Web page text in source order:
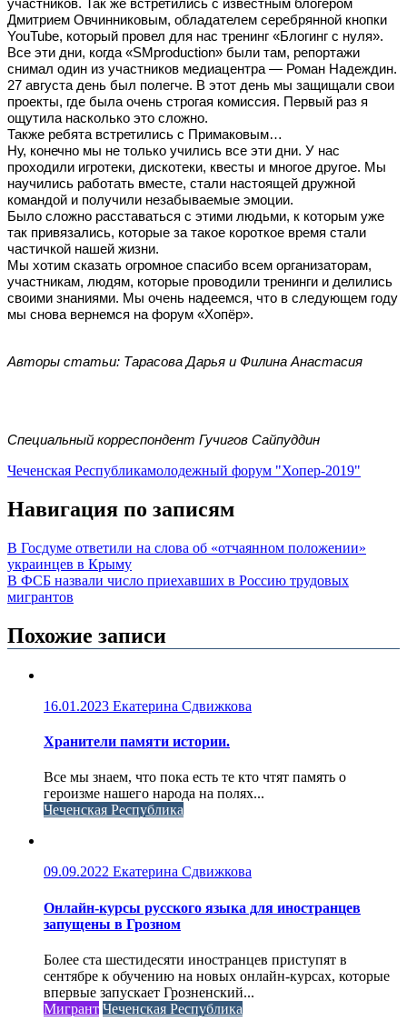
участников. Так же встретились с известным блогером
Дмитрием Овчинниковым, обладателем серебрянной кнопки
YouTube, который провел для нас тренинг «Блогинг с нуля».
Все эти дни, когда «SMproduction» были там, репортажи
снимал один из участников медиацентра — Роман Надеждин.
27 августа день был полегче. В этот день мы защищали свои
проекты, где была очень строгая комиссия. Первый раз я
ощутила насколько это сложно.
Также ребята встретились с Примаковым…
Ну, конечно мы не только учились все эти дни. У нас
проходили игротеки, дискотеки, квесты и многое другое. Мы
научились работать вместе, стали настоящей дружной
командой и получили незабываемые эмоции.
Было сложно расставаться с этими людьми, к которым уже
так привязались, которые за такое короткое время стали
частичкой нашей жизни.
Мы хотим сказать огромное спасибо всем организаторам,
участникам, людям, которые проводили тренинги и делились
своими знаниями. Мы очень надеемся, что в следующем году
мы снова вернемся на форум «Хопёр».
Авторы статьи: Тарасова Дарья и Филина Анастасия
Специальный корреспондент Гучигов Сайпуддин
Чеченская Республикамолодежный форум "Хопер-2019"
Навигация по записям
В Госдуме ответили на слова об «отчаянном положении»
украинцев в Крыму
В ФСБ назвали число приехавших в Россию трудовых
мигрантов
Похожие записи
16.01.2023 Екатерина Сдвижкова
Хранители памяти истории.
Все мы знаем, что пока есть те кто чтят память о
героизме нашего народа на полях...
Чеченская Республика
09.09.2022 Екатерина Сдвижкова
Онлайн-курсы русского языка для иностранцев
запущены в Грозном
Более ста шестидесяти иностранцев приступят в
сентябре к обучению на новых онлайн-курсах, которые
впервые запускает Грозненский...
Мигрант Чеченская Республика